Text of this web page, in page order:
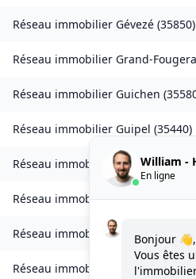
Réseau immobilier Gévezé (35850)
Réseau immobilier Grand-
Réseau immobilier Guichen (
Réseau immobilier Guipel (35440)
Réseau immobilierL'Hermitage(
Réseau immobilierLaillé(35890)
Réseau immobilierLandavran(
Réseau immobilier Livré-sur-
William -
En ligne
Bonjour 👋,
Vous êtes